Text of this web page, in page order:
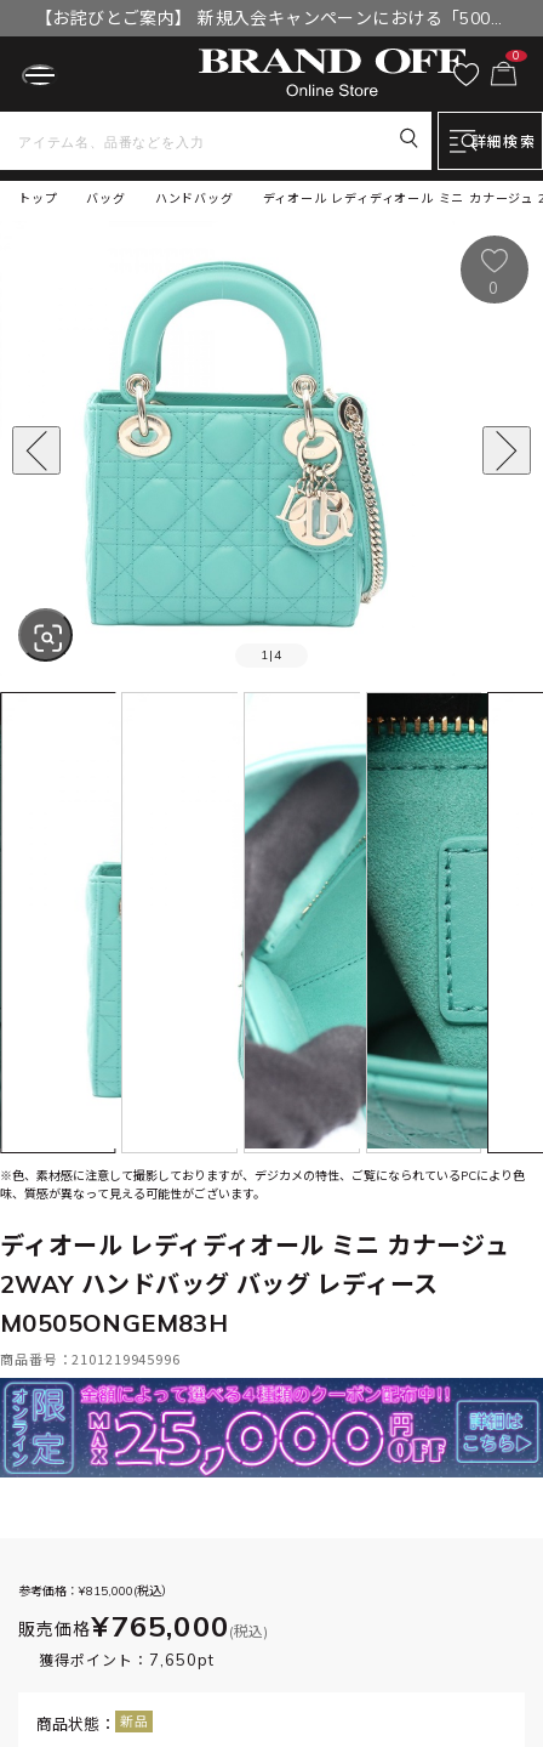
【お詫びとご案内】 新規入会キャンペーンにおける「500円
OFFクーポン」付与漏れと補填について
0
詳細検索
トップ ディオール レディディオール ミニ カナージ
バッグ ハンドバッグ
1 |4
0
※色、素材感に注意して撮影しておりますが、デジカメの特性、ご覧になられているPCにより色
味、質感が異なって見える可能性がございます。
ディオール レディディオール ミニ カナージュ
2WAY ハンドバッグ バッグ レディース
M0505ONGEM83H
商品番号：2101219945996
参考価格：¥815,000(税込）
販売価格¥765,000 (税込)
獲得ポイント： 7,650pt
商品状態：